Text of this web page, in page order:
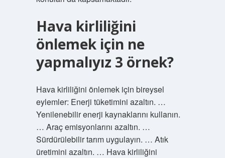
Hava kirliliğini
önlemek için ne
yapmalıyız 3 örnek?
Hava kirliliğini önlemek için bireysel
eylemler: Enerji tüketimini azaltın. …
Yenilenebilir enerji kaynaklarını kullanın.
… Araç emisyonlarını azaltın. …
Sürdürülebilir tarım uygulayın. … Atık
üretimini azaltın. … Hava kirliliğini